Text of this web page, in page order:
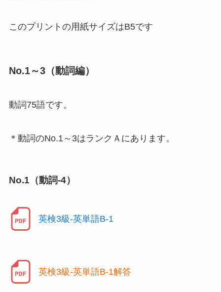
このプリントの用紙サイズはB5です
No.1～3（動詞編）
動詞75語です。
＊動詞のNo.1～3はランクＡにあります。
No.1（動詞-4）
英検3級-英単語B-1
英検3級-英単語B-1解答